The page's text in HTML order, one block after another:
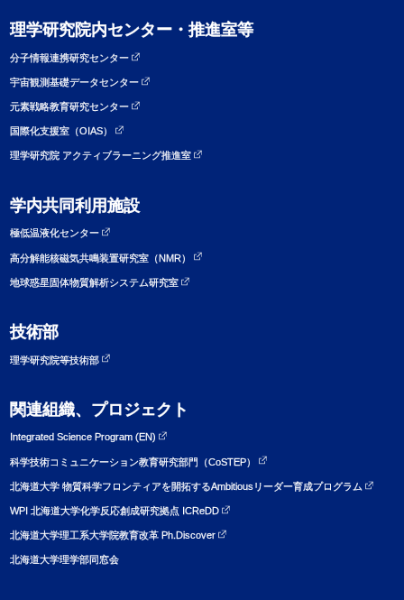
理学研究院内センター・推進室等
分子情報連携研究センター
宇宙観測基礎データセンター
元素戦略教育研究センター
国際化支援室（OIAS）
理学研究院 アクティブラーニング推進室
学内共同利用施設
極低温液化センター
高分解能核磁気共鳴装置研究室（NMR）
地球惑星固体物質解析システム研究室
技術部
理学研究院等技術部
関連組織、プロジェクト
Integrated Science Program (EN)
科学技術コミュニケーション教育研究部門（CoSTEP）
北海道大学 物質科学フロンティアを開拓するAmbitiousリーダー育成プログラム
WPI 北海道大学化学反応創成研究拠点 ICReDD
北海道大学理工系大学院教育改革 Ph.Discover
北海道大学理学部同窓会